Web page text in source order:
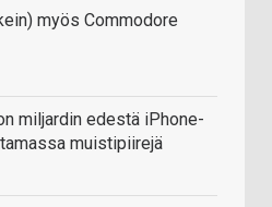
myös Commodore
miljardin edestä iPhone-
muistipiirejä